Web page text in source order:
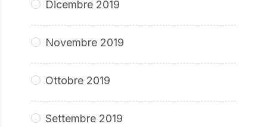
Dicembre 2019
Novembre 2019
Ottobre 2019
Settembre 2019